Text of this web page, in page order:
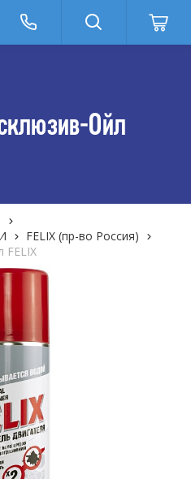
FELIX (пр-во Россия)
FELIX